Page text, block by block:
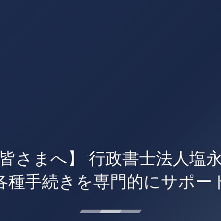
さまへ】 行政書士法人塩
種手続きを専門的にサポー